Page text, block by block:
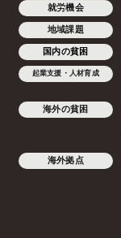
就労機会
地域課題
国内の貧困
起業支援・人材育成
海外の貧困
海外拠点